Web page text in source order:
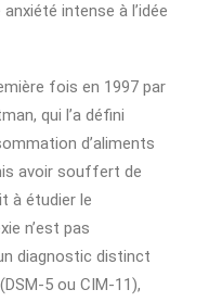
intense à l’idée
fois en 1997 par
qui l’a défini
d’aliments
avoir souffert de
à étudier le
n’est pas
diagnostic distinct
5 ou CIM-11),